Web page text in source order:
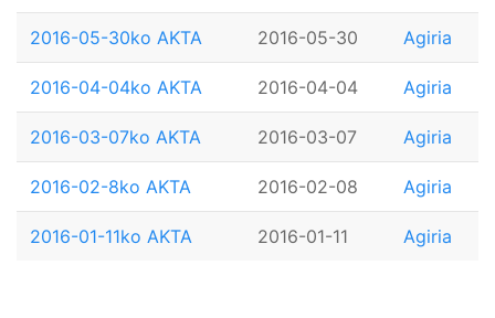
2016-05-30ko AKTA 2016-05-30 Agiria
2016-04-04ko AKTA 2016-04-04 Agiria
2016-03-07ko AKTA 2016-03-07 Agiria
2016-02-8ko AKTA 2016-02-08 Agiria
2016-01-11ko AKTA 2016-01-11 Agiria